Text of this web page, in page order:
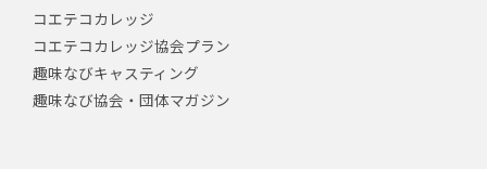
コエテコカレッジ
コエテコカレッジ協会プラン
趣味なびキャスティング
趣味なび協会・団体マガジン